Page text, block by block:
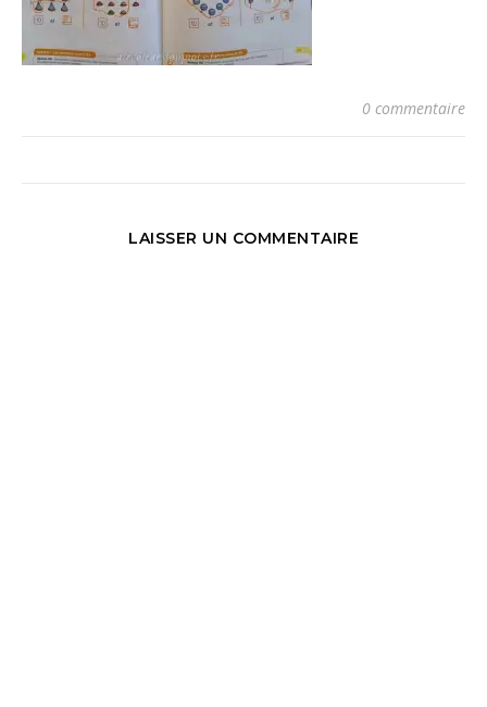
0 commentaire
LAISSER UN COMMENTAIRE